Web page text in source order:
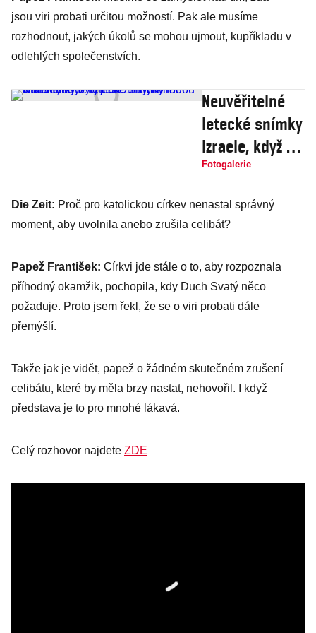
jsou viri probati určitou možností. Pak ale musíme
rozhodnout, jakých úkolů se mohou ujmout, kupříkladu v
odlehlých společenstvích.
Neuvěřitelné
letecké snímky
Izraele, když to
ještě nebyl
fotky byly
náhodou v
archivu
Fotogalerie
Die Zeit: Proč pro katolickou církev nenastal správný
moment, aby uvolnila anebo zrušila celibát?
Papež František: Církvi jde stále o to, aby rozpoznala
příhodný okamžik, pochopila, kdy Duch Svatý něco
požaduje. Proto jsem řekl, že se o viri probati dále
přemýšlí.
Takže jak je vidět, papež o žádném skutečném zrušení
celibátu, které by měla brzy nastat, nehovořil. I když
představa je to pro mnohé lákavá.
Celý rozhovor najdete ZDE